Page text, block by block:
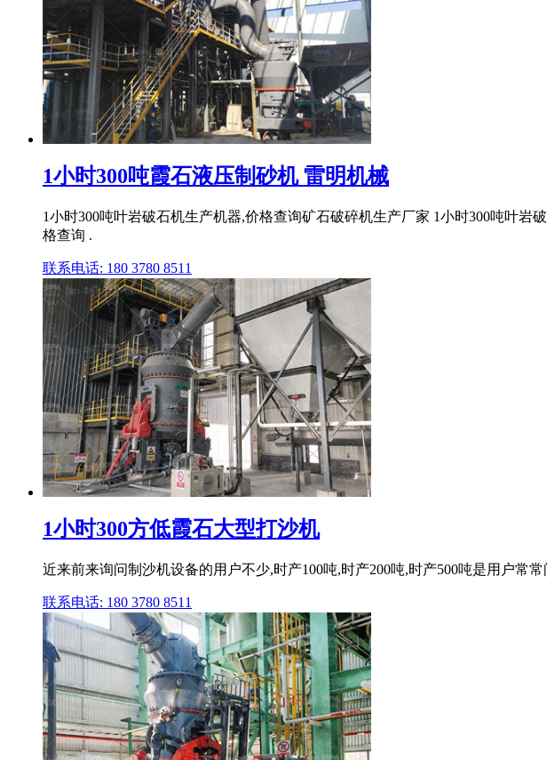
1小时300吨霞石液压制砂机 雷明机械
1小时300吨叶岩破石机生产机器,价格查询矿石破碎机生产厂家 1小时300吨叶
格查询 .
联系电话: 180 3780 8511
1小时300方低霞石大型打沙机
近来前来询问制沙机设备的用户不少,时产100吨,时产200吨,时产500吨是用户常
联系电话: 180 3780 8511